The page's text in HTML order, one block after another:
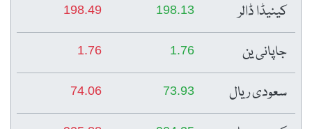
کینیڈا ڈالر 198.13
198.49
جاپانی ین 1.76
1.76
سعودی ریال 73.93
74.06